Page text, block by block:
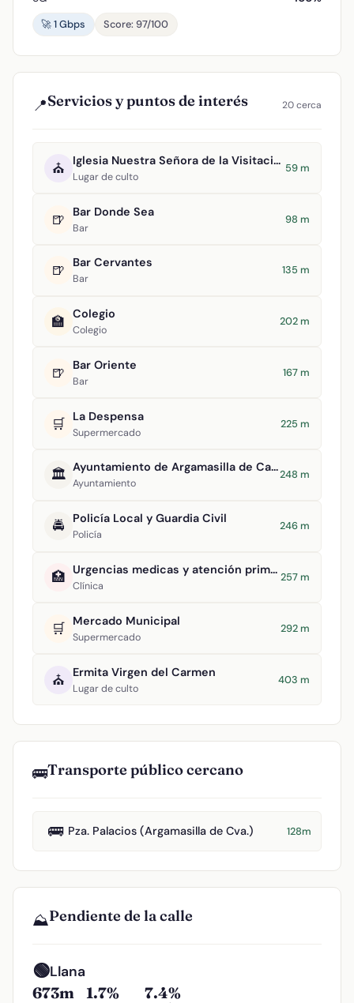
🚀 1 Gbps
Score: 97/100
📍Servicios y puntos de interés 20 cerca
⛪ Iglesia Nuestra Señora de la Visitación
Lugar de culto
59 m
🍺 Bar Donde Sea
Bar
98 m
🍺 Bar Cervantes
Bar
135 m
🏫 Colegio
Colegio
202 m
🍺 Bar Oriente
Bar
167 m
🛒 La Despensa
Supermercado
225 m
🏛️ Ayuntamiento de Argamasilla de Calatrava
Ayuntamiento
248 m
🚔 Policía Local y Guardia Civil
Policía
246 m
🏥 Urgencias medicas y atención primaria
Clínica
257 m
🛒 Mercado Municipal
Supermercado
292 m
⛪ Ermita Virgen del Carmen
Lugar de culto
403 m
🚌Transporte público cercano
🚌 Pza. Palacios (Argamasilla de Cva.) 128m
⛰️Pendiente de la calle
🟢Llana
673m 1.7% 7.4%